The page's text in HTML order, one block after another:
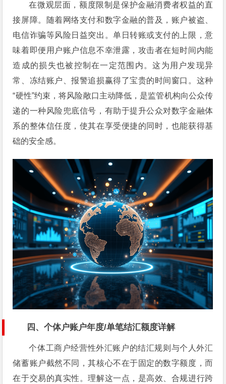
在微观层面，额度限制是保护金融消费者权益的直
接屏障。随着网络支付和数字金融的普及，账户被盗、
电信诈骗等风险日益突出。单日转账或支付的上限，意
味着即便用户账户信息不幸泄露，攻击者在短时间内能
造成的损失也被控制在一定范围内。这为用户发现异
常、冻结账户、报警追损赢得了宝贵的时间窗口。这种
“硬性”约束，将风险敞口主动降低，是监管机构向公众传
递的一种风险兜底信号，有助于提升公众对数字金融体
系的整体信任度，使其在享受便捷的同时，也能获得基
础的安全感。
四、个体户账户年度/单笔结汇额度详解
个体工商户经营性外汇账户的结汇规则与个人外汇
储蓄账户截然不同，其核心不在于固定的数字额度，而
在于交易的真实性。理解这一点，是高效、合规进行跨